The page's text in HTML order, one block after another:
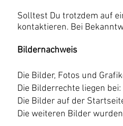
Solltest Du trotzdem auf
kontaktieren. Bei
Bildernachweis
Die Bilder, Fotos und
Die Bilderrechte liegen bei:
Die Bilder auf der
Die weiteren Bilder